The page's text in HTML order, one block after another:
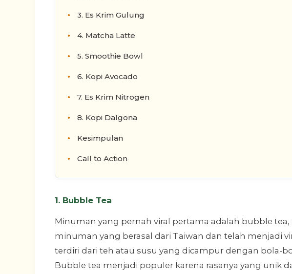
3. Es Krim Gulung
4. Matcha Latte
5. Smoothie Bowl
6. Kopi Avocado
7. Es Krim Nitrogen
8. Kopi Dalgona
Kesimpulan
Call to Action
1. Bubble Tea
Minuman yang pernah viral pertama adalah bubble
minuman yang berasal dari Taiwan dan telah menjadi
terdiri dari teh atau susu yang dicampur dengan bola-
Bubble tea menjadi populer karena rasanya yang unik